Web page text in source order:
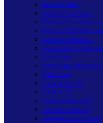
NIAS UTARA
PADANG LAWAS
PADANG LAWAS
PADANGSIDIMPUAN
PAKPAK BHARAT
PEMATANGSIANTAR
SAMOSIR
SERDANG BEDAGAI
SIBOLGA
SIMALUNGUN
SIMEULUE
SUBULUSSALAM
TANJUNGBALAI
TAPANULI SELATAN